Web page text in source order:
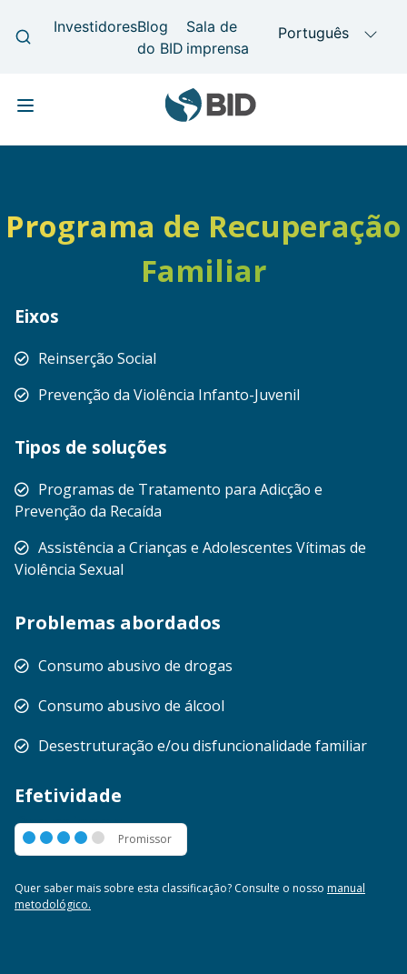
Programa de Recuperação
Familiar
Eixos
Reinserção Social
Prevenção da Violência Infanto-Juvenil
Tipos de soluções
Programas de Tratamento para Adicção e
Prevenção da Recaída
Assistência a Crianças e Adolescentes Vítimas de
Violência Sexual
Problemas abordados
Consumo abusivo de drogas
Consumo abusivo de álcool
Desestruturação e/ou disfuncionalidade familiar
Efetividade
Promissor
Promissor
Quer saber mais sobre esta classificação? Consulte o nosso manual
metodológico.